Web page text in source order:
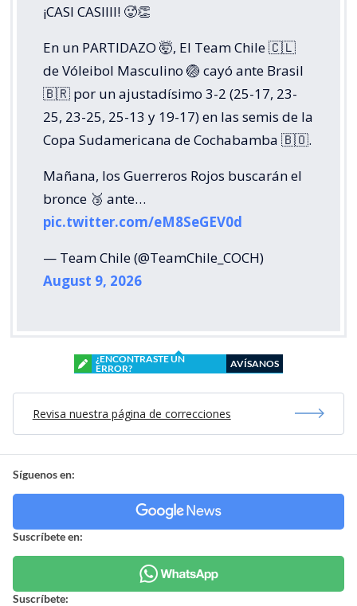
¡CASI CASIIII! 🥵👏
En un PARTIDAZO 🤯, El Team Chile 🇨🇱
de Vóleibol Masculino 🏐 cayó ante Brasil
🇧🇷 por un ajustadísimo 3-2 (25-17, 23-
25, 23-25, 25-13 y 19-17) en las semis de la
Copa Sudamericana de Cochabamba 🇧🇴.
Mañana, los Guerreros Rojos buscarán el
bronce 🥉 ante…
pic.twitter.com/eM8SeGEV0d
— Team Chile (@TeamChile_COCH)
August 9, 2026
¿ENCONTRASTE UN
ERROR?
AVÍSANOS
Revisa nuestra página de correcciones
Síguenos en:
Suscríbete en:
Suscríbete: